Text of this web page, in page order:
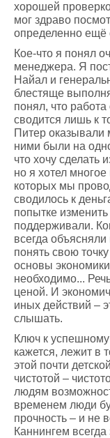
хорошей
мог здраво
определенно ещё
Кое-что я понял
менеджера. Я
Найал и
блестяще
понял, что
сводится лишь к
Питер
ними были на
что хочу сделать
но я хотел
которых мы
сводилось к
попытке
поддерживали.
всегда
понять свою
основы
необходимо...
ценой. И
иных действий –
слышать.
Ключ к
кажется, лежит в
этой почти
чистотой –
людям
временем люди
прочность – и не
Каннингем